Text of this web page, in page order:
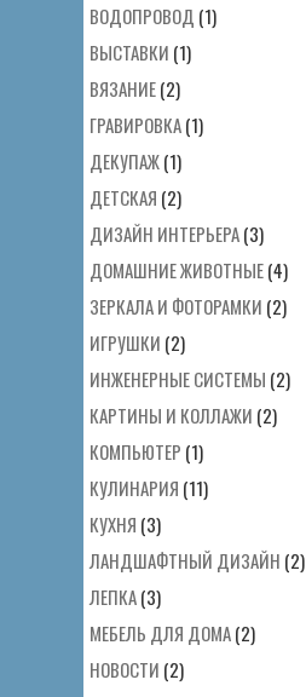
ВОДОПРОВОД (1)
ВЫСТАВКИ (1)
ВЯЗАНИЕ(2)
ГРАВИРОВКА(1)
ДЕКУПАЖ(1)
ДЕТСКАЯ (2)
ДИЗАЙН ИНТЕРЬЕРА(3)
ДОМАШНИЕ ЖИВОТНЫЕ(4)
ЗЕРКАЛА И ФОТОРАМКИ (2)
ИГРУШКИ (2)
ИНЖЕНЕРНЫЕ СИСТЕМЫ (2)
КАРТИНЫ И КОЛЛАЖИ (2)
КОМПЬЮТЕР (1)
КУЛИНАРИЯ (11)
КУХНЯ (3)
ЛАНДШАФТНЫЙ ДИЗАЙН (2)
ЛЕПКА(3)
МЕБЕЛЬ ДЛЯ ДОМА(2)
НОВОСТИ (2)